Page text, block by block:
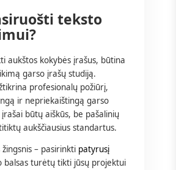
teksto
aukštos kokybės įrašus, būtina
garso įrašų studiją.
profesionalų požiūrį,
ir nepriekaištingą garso
įrašai būtų aiškūs, be pašalinių
aukščiausius standartus.
– pasirinkti patyrusį
balsas turėtų tikti jūsų projektui